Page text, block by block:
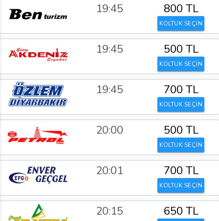
19:45 800 TL
KOLTUK SEÇİN
19:45 500 TL
KOLTUK SEÇİN
19:45 700 TL
KOLTUK SEÇİN
20:00 500 TL
KOLTUK SEÇİN
20:01 700 TL
KOLTUK SEÇİN
20:15 650 TL